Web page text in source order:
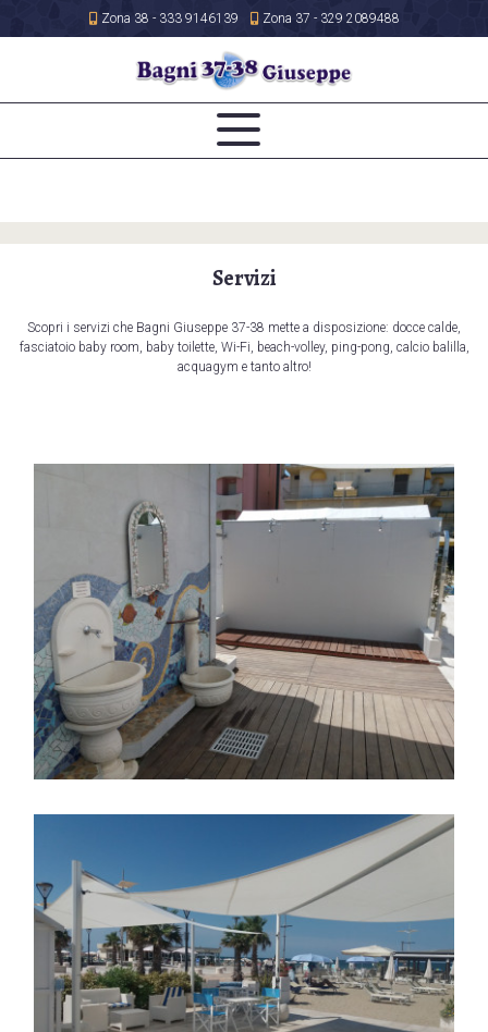
Zona 38 - 333 9146139 Zona 37 - 329 2089488
Servizi
Scopri i servizi che Bagni Giuseppe 37-38 mette a disposizione: docce calde,
fasciatoio baby room, baby toilette, Wi-Fi, beach-volley, ping-pong, calcio balilla,
acquagym e tanto altro!